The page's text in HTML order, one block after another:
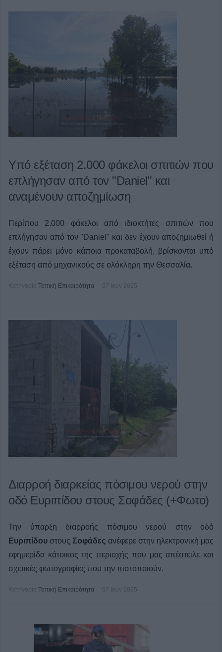
Υπό εξέταση 2.000 φάκελοι σπιτιών που
επλήγησαν από τον "Daniel" και
αναμένουν αποζημίωση
Περίπου 2.000 φάκελοι από ιδιοκτήτες σπιτιών που
επλήγησαν από τον "Daniel" και δεν έχουν αποζημιωθεί ή
έχουν πάρει μόνο κάποια προκαταβολή, βρίσκονται υπό
εξέταση από μηχανικούς σε ολόκληρη την Θεσσαλία.
Κατηγορία Τοπική Επικαιρότητα 07 Ιουν 2025
Διαρροή διαρκείας πόσιμου νερού στην
οδό Ευριπίδου στους Σοφάδες (+Φωτο)
Την ύπαρξη διαρροής πόσιμου νερού στην οδό
Ευριπίδου στους Σοφάδες ανέφερε στην ηλεκτρονική μας
εφημερίδα κάτοικος της περιοχής που μας απέστειλε και
σχετικές φωτογραφίες που την πιστοποιούν.
Κατηγορία Τοπική Επικαιρότητα 07 Ιουν 2025